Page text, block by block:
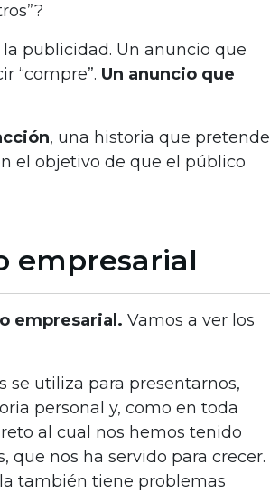
publicidad. Un anuncio que
“compre”. Un anuncio que
, una historia que pretende
el objetivo de que el público
empresarial
empresarial. Vamos a ver los
se utiliza para presentarnos,
personal y, como en toda
al cual nos hemos tenido
que nos ha servido para crecer.
también tiene problemas